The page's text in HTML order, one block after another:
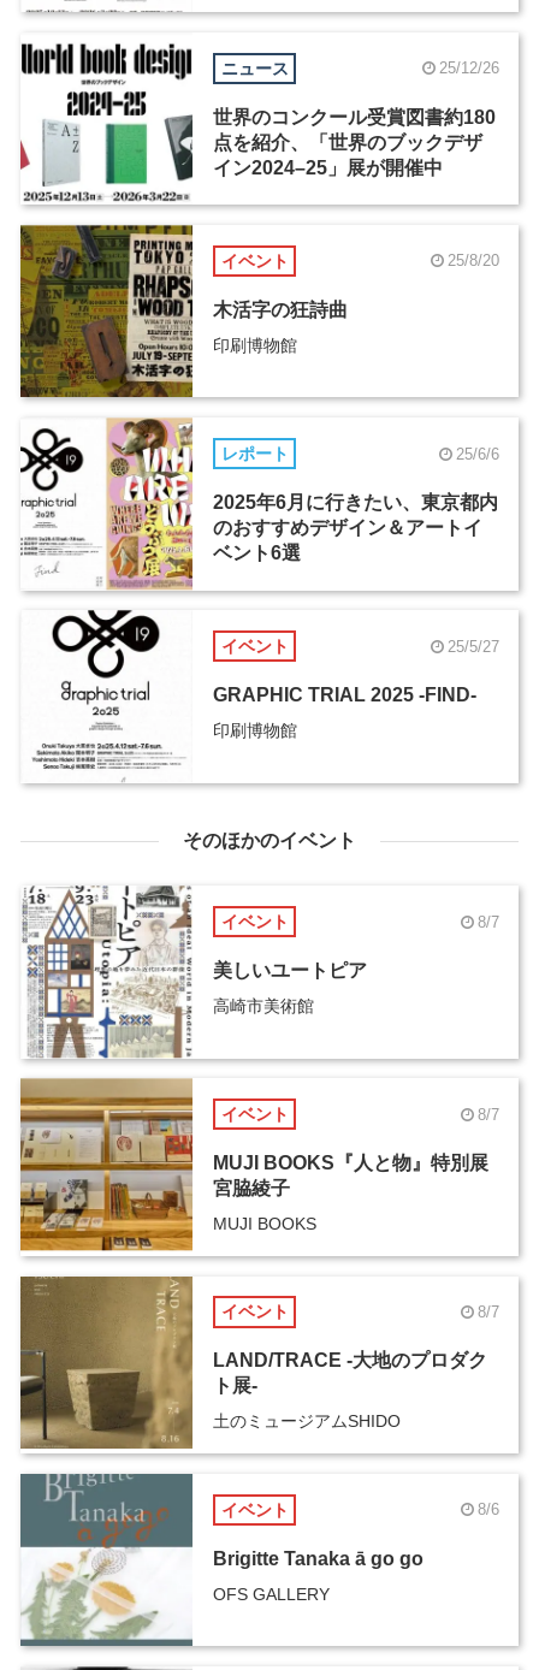
ニュース 25/12/26
世界のコンクール受賞図書約180
点を紹介、「世界のブックデザ
イン2024–25」展が開催中
イベント 25/8/20
木活字の狂詩曲
印刷博物館
レポート 25/6/6
2025年6月に行きたい、東京都内
のおすすめデザイン＆アートイ
ベント6選
イベント 25/5/27
GRAPHIC TRIAL 2025 -FIND-
印刷博物館
そのほかのイベント
イベント 8/7
美しいユートピア
高崎市美術館
イベント 8/7
MUJI BOOKS『人と物』特別展
宮脇綾子
MUJI BOOKS
イベント 8/7
LAND/TRACE -大地のプロダク
ト展-
土のミュージアムSHIDO
イベント 8/6
Brigitte Tanaka ā go go
OFS GALLERY